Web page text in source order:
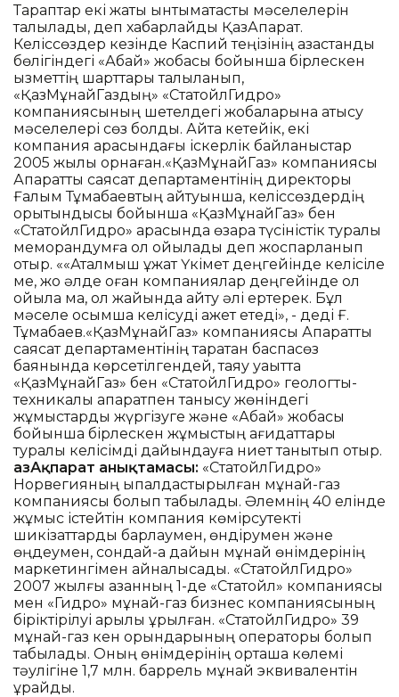
Тараптар екі жақты ынтымақтастық мәселелерін
талқылады, деп хабарлайды ҚазАқпарат.
Келіссөздер кезінде Каспий теңізінің қазақстандық
бөлігіндегі «Абай» жобасы бойынша бірлескен
қызметтің шарттары талқыланып,
«ҚазМұнайГаздың» «СтатойлГидро»
компаниясының шетелдегі жобаларына қатысу
мәселелері сөз болды. Айта кетейік, екі
компания арасындағы іскерлік байланыстар
2005 жылы орнаған.«ҚазМұнайГаз» компаниясы
Ақпараттық саясат департаментінің директоры
Ғалым Тұмабаевтың айтуынша, келіссөздердің
қорытындысы бойынша «ҚазМұнайГаз» бен
«СтатойлГидро» арасында өзара түсіністік туралы
меморандумға қол қойылады деп жоспарланып
отыр. ««Аталмыш құжат Үкімет деңгейінде келісіле
ме, жоқ әлде оған компаниялар деңгейінде қол
қойыла ма, ол жайында айту әлі ертерек. Бұл
мәселе қосымша келісуді қажет етеді», - деді Ғ.
Тұмабаев.«ҚазМұнайГаз» компаниясы Ақпараттық
саясат департаментінің таратқан баспасөз
баянында көрсетілгендей, таяу уақытта
«ҚазМұнайГаз» бен «СтатойлГидро» геологтық-
техникалық ақпаратпен танысу жөніндегі
жұмыстарды жүргізуге және «Абай» жобасы
бойынша бірлескен жұмыстың қағидаттары
туралы келісімді дайындауға ниет танытып отыр.
ҚазАқпарат анықтамасы: «СтатойлГидро»
Норвегияның ықпалдастырылған мұнай-газ
компаниясы болып табылады. Әлемнің 40 елінде
жұмыс істейтін компания көмірсутекті
шикізаттарды барлаумен, өндірумен және
өңдеумен, сондай-ақ дайын мұнай өнімдерінің
маркетингімен айналысады. «СтатойлГидро»
2007 жылғы қазанның 1-де «Статойл» компаниясы
мен «Гидро» мұнай-газ бизнес компаниясының
біріктірілуі арқылы құрылған. «СтатойлГидро» 39
мұнай-газ кен орындарының операторы болып
табылады. Оның өнімдерінің орташа көлемі
тәулігіне 1,7 млн. баррель мұнай эквивалентін
құрайды.